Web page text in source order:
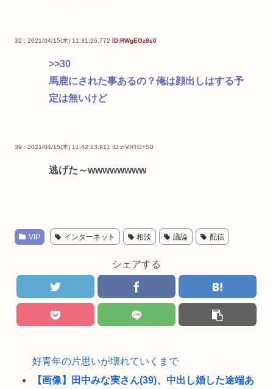
32 : 2021/04/15(木) 11:31:26.772 ID:RWgEOz8s0
>>30
馬鹿にされた事あるの？俺は顔出しはする予
定は無いけど
39 : 2021/04/15(木) 11:42:13.911 ID:zIVHTG+S0
逃げた～wwwwwwww
VIP インターネット 相談 議論 配信
シェアする
好青年の片思いが壊れていくまで
【画像】田中みな実さん(39)、中出し婚した途端あ